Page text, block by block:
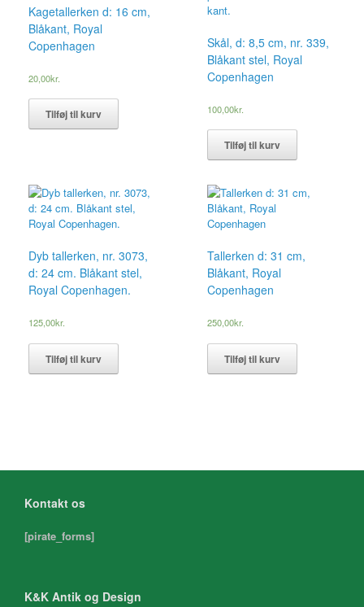
Kagetallerken d: 16 cm,
Blåkant, Royal
Copenhagen
20,00kr.
Tilføj til kurv
Skål, d: 8,5 cm, nr. 339,
Blåkant stel, Royal
Copenhagen
100,00kr.
Tilføj til kurv
Dyb tallerken, nr. 3073,
d: 24 cm. Blåkant stel,
Royal Copenhagen.
125,00kr.
Tilføj til kurv
Tallerken d: 31 cm,
Blåkant, Royal
Copenhagen
250,00kr.
Tilføj til kurv
Kontakt os
[pirate_forms]
K&K Antik og Design